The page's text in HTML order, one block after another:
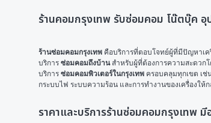
ร้านคอมกรุงเทพ รับซ่อมคอม โน๊ตบุ๊ค
ร้านซ่อมคอมกรุงเทพ คือบริการที่ตอบโจทย์ผู้ที่มีปัญหาเค
บริการ ซ่อมคอมถึงบ้าน สำหรับผู้ที่ต้องการความสะดวก
บริการ ซ่อมคอมพิวเตอร์ในกรุงเทพ ครอบคลุมทุกเขต เช่
กระบบไฟ ระบบความร้อน และการทำงานของเครื่องใ
ราคาและบริการร้านซ่อมคอมกรุงเทพ มี